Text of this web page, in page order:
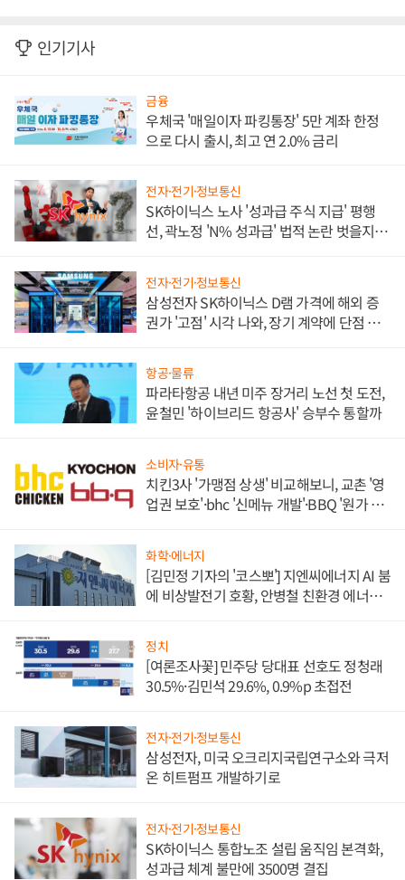
인기기사
금융
우체국 '매일이자 파킹통장' 5만 계좌 한정
으로 다시 출시, 최고 연 2.0% 금리
전자·전기·정보통신
SK하이닉스 노사 '성과급 주식 지급' 평행
선, 곽노정 'N% 성과급' 법적 논란 벗을지 주
전자·전기·정보통신
삼성전자 SK하이닉스 D램 가격에 해외 증
권가 '고점' 시각 나와, 장기 계약에 단점 부
항공·물류
파라타항공 내년 미주 장거리 노선 첫 도전,
윤철민 '하이브리드 항공사' 승부수 통할까
소비자·유통
치킨3사 '가맹점 상생' 비교해보니, 교촌 '영
업권 보호'·bhc '신메뉴 개발'·BBQ '원가 부
화학·에너지
[김민정 기자의 '코스뽀'] 지엔씨에너지 AI 붐
에 비상발전기 호황, 안병철 친환경 에너지
정치
[여론조사꽃] 민주당 당대표 선호도 정청래
30.5%·김민석 29.6%, 0.9%p 초접전
전자·전기·정보통신
삼성전자, 미국 오크리지국립연구소와 극저
온 히트펌프 개발하기로
전자·전기·정보통신
SK하이닉스 통합노조 설립 움직임 본격화,
성과급 체계 불만에 3500명 결집